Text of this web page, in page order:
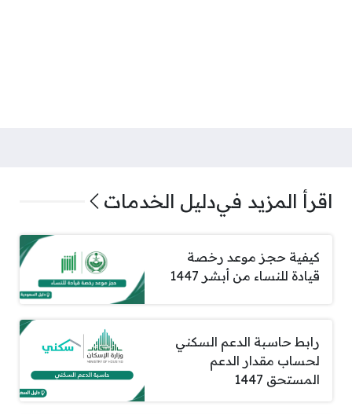
اقرأ المزيد فيدليل الخدمات
كيفية حجز موعد رخصة
قيادة للنساء من أبشر 1447
رابط حاسبة الدعم السكني
لحساب مقدار الدعم
المستحق 1447